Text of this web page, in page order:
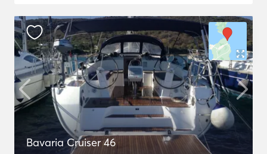
Bavaria Cruiser 46